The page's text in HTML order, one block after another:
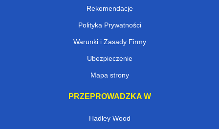
Rekomendacje
Polityka Prywatności
Warunki i Zasady Firmy
Ubezpieczenie
Mapa strony
PRZEPROWADZKA W
Hadley Wood